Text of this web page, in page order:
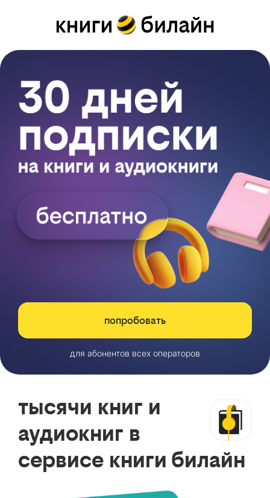
попробовать
для абонентов всех операторов
тысячи книг и
аудиокниг в
сервисе книги билайн